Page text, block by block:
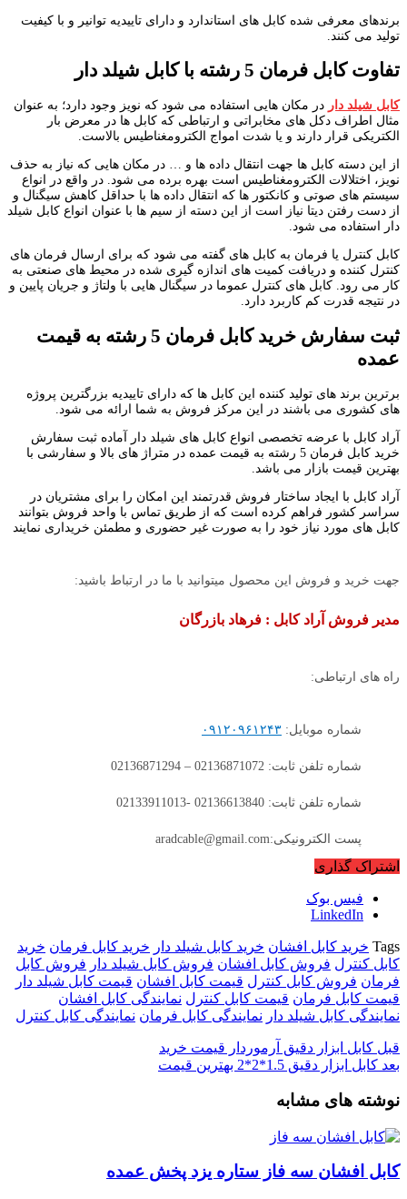
برندهای معرفی شده کابل های استاندارد و دارای تاییدیه توانیر و با کیفیت
تولید می کنند.
تفاوت کابل فرمان 5 رشته با کابل شیلد دار
کابل شیلد دار در مکان هایی استفاده می شود که نویز وجود دارد؛ به عنوان
مثال اطراف دکل های مخابراتی و ارتباطی که کابل ها در معرض بار
الکتریکی قرار دارند و یا شدت امواج الکترومغناطیس بالاست.
از این دسته کابل ها جهت انتقال داده ها و … در مکان هایی که نیاز به حذف
نویز، اختلالات الکترومغناطیس است بهره برده می شود. در واقع در انواع
سیستم های صوتی و کانکتور ها که انتقال داده ها با حداقل کاهش سیگنال و
از دست رفتن دیتا نیاز است از این دسته از سیم ها با عنوان انواع کابل شیلد
دار استفاده می شود.
کابل کنترل یا فرمان به کابل های گفته می شود که برای ارسال فرمان های
کنترل کننده و دریافت کمیت های اندازه گیری شده در محیط های صنعتی به
کار می رود. کابل های کنترل عموما در سیگنال هایی با ولتاژ و جریان پایین و
در نتیجه قدرت کم کاربرد دارد.
ثبت سفارش خرید کابل فرمان 5 رشته به قیمت
عمده
برترین برند های تولید کننده این کابل ها که دارای تاییدیه بزرگترین پروژه
های کشوری می باشند در این مرکز فروش به شما ارائه می شود.
آراد کابل با عرضه تخصصی انواع کابل های شیلد دار آماده ثبت سفارش
خرید کابل فرمان 5 رشته به قیمت عمده در متراژ های بالا و سفارشی با
بهترین قیمت بازار می باشد.
آراد کابل با ایجاد ساختار فروش قدرتمند این امکان را برای مشتریان در
سراسر کشور فراهم کرده است که از طریق تماس با واحد فروش بتوانند
کابل های مورد نیاز خود را به صورت غیر حضوری و مطمئن خریداری نمایند
جهت خرید و فروش این محصول میتوانید با ما در ارتباط باشید:
مدیر فروش آراد کابل : فرهاد بازرگان
راه های ارتباطی:
شماره موبایل: ۰۹۱۲۰۹۶۱۲۴۳
شماره تلفن ثابت: 02136871072 – 02136871294
شماره تلفن ثابت: 02136613840 -02133911013
پست الکترونیکی:aradcable@gmail.com
اشتراک گذاری
فیس بوک
LinkedIn
Tags خرید کابل افشان خرید کابل شیلد دار خرید کابل فرمان خرید
کابل کنترل فروش کابل افشان فروش کابل شیلد دار فروش کابل
فرمان فروش کابل کنترل قیمت کابل افشان قیمت کابل شیلد دار
قیمت کابل فرمان قیمت کابل کنترل نمایندگی کابل افشان
نمایندگی کابل شیلد دار نمایندگی کابل فرمان نمایندگی کابل کنترل
قبل کابل ابزار دقیق آرموردار قیمت خرید
بعد کابل ابزار دقیق 1.5*2*2 بهترین قیمت
نوشته های مشابه
کابل افشان سه فاز ستاره یزد پخش عمده